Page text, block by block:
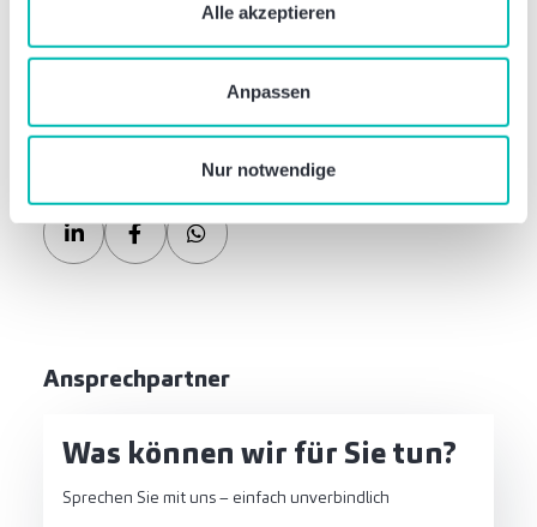
dem Klick auf „Cookies verbieten“ lehnen Sie die
Verwendung von zustimmungspflichtigen Cookies ab. Sie
, wenn Sie unsere Webseite
nutzen.
Alle akzeptieren
Anpassen
Nur notwendige
Ansprechpartner
Was können wir für Sie tun?
Sprechen Sie mit uns – einfach unverbindlich